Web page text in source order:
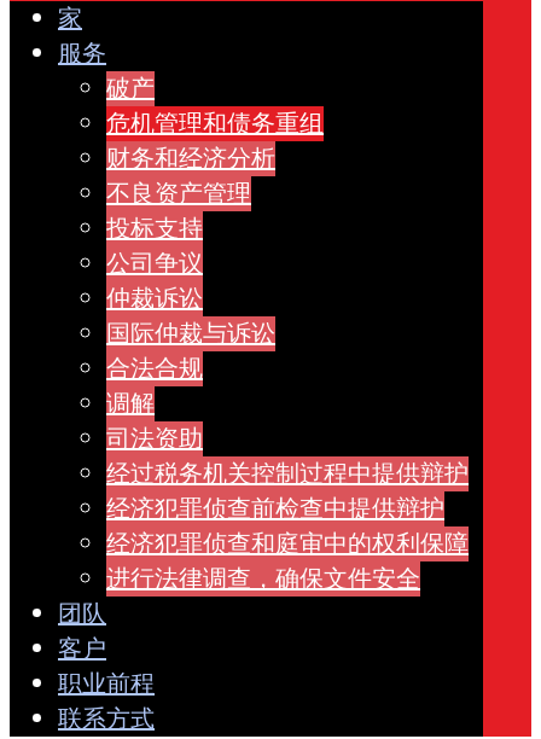
家
服务
破产
危机管理和债务重组
财务和经济分析
不良资产管理
投标支持
公司争议
仲裁诉讼
国际仲裁与诉讼
合法合规
调解
司法资助
经过税务机关控制过程中提供辩护
经济犯罪侦查前检查中提供辩护
经济犯罪侦查和庭审中的权利保障
进行法律调查，确保文件安全
团队
客户
职业前程
联系方式